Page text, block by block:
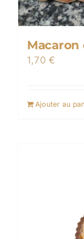
Macaron
1,70€
Ajouter au